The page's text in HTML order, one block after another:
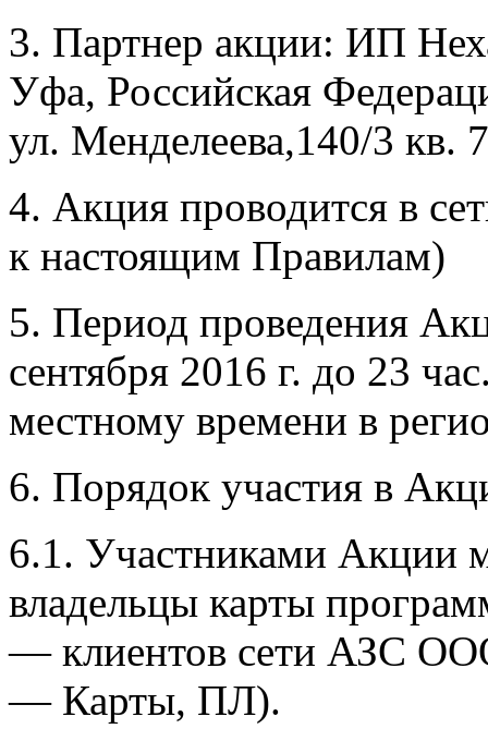
3. Партнер акции: ИП
Уфа, Российская
ул. Менделеева,140/3 кв.
4. Акция проводится в
к настоящим Правилам)
5. Период проведения
сентября 2016 г. до 23
местному времени в
6. Порядок участия в
6.1. Участниками Акции
владельцы карты
— клиентов сети АЗС
— Карты, ПЛ).